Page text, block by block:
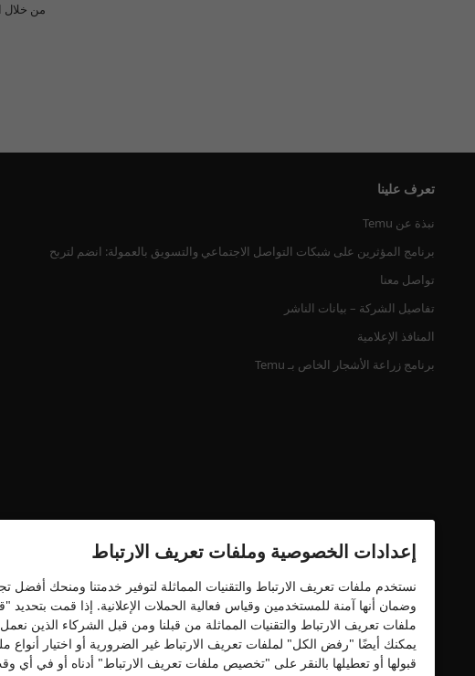
من خلال
تعرف علينا
نبذة عن Temu
برنامج المؤثرين على شبكات التواصل الاجتماعي والتسويق بالعمولة: انضم لتربح
تواصل معنا
تفاصيل الشركة – بيانات الناشر
المنافذ الإعلامية
برنامج زراعة الأشجار الخاص بـ Temu
شهادة الأمان
إعدادات الخصوصية وملفات تعريف الارتباط
نستخدم ملفات تعريف الارتباط والتقنيات المماثلة لتوفير خدمتنا ومنحك أفضل
وضمان أنها آمنة للمستخدمين وقياس فعالية الحملات الإعلانية. إذا قمت
ملفات تعريف الارتباط والتقنيات المماثلة من قبلنا ومن قبل الشركاء الذين
يمكنك أيضًا "رفض الكل" لملفات تعريف الارتباط غير الضرورية أو اختيار أنواع
قبولها أو تعطيلها بالنقر على "تخصيص ملفات تعريف الارتباط" أدناه أو في